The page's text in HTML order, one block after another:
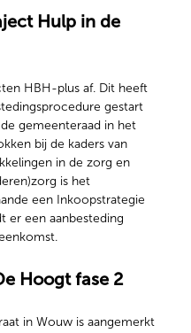
Hulp in de
HBH-plus af. Dit heeft
gestart
gemeenteraad in het
bij de kaders van
in de zorg en
is het
een Inkoopstrategie
er een aanbesteding
Hoogt fase 2
in Wouw is aangemerkt